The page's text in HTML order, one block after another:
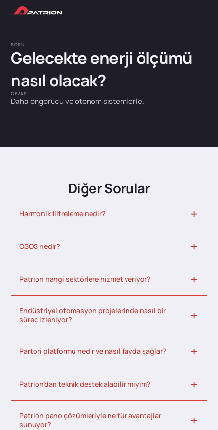
SORU
Gelecekte enerji ölçümü
nasıl olacak?
CEVAP
Daha öngörücü ve otonom sistemlerle.
Diğer Sorular
Harmonik filtreleme nedir?
OSOS nedir?
Patrion hangi sektörlere hizmet veriyor?
Endüstriyel otomasyon projelerinde nasıl bir
süreç izleniyor?
Partori platformu nedir ve nasıl fayda sağlar?
Patrion’dan teknik destek alabilir miyim?
Patrion pano çözümleriyle ne tür avantajlar
sunuyor?